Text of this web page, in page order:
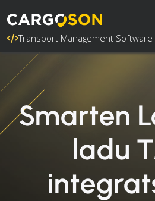
Transport Management Software
Smarten
ladu